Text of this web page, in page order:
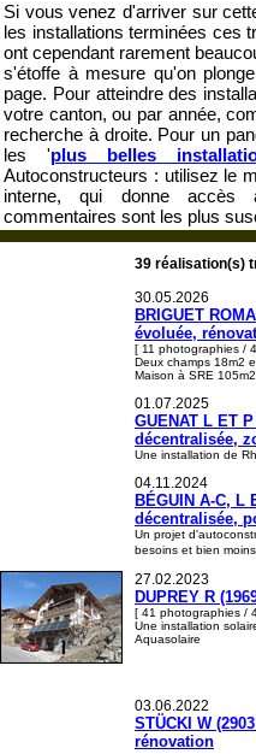
Si vous venez d'arriver sur
les installations terminées ces
ont cependant rarement
s'étoffe à mesure qu'on
page. Pour atteindre des
votre canton, ou par année,
recherche à droite. Pour un
les 'plus belles
Autoconstructeurs : utilisez le
interne, qui donne accès
commentaires sont les plus
39 réalisation(s)
30.05.2026
BRIGUET
évoluée,
[ 11 photographies /
Deux champs 18m2
Maison à SRE
01.07.2025
GUENAT L ET
décentralisée,
Une installation de
04.11.2024
BÉGUIN A-C,
décentralisée,
Un projet
besoins et bien
27.02.2023
DUPREY R
[ 41 photographies /
Une installation
Aquasolaire
03.06.2022
STÜCKI W
rénovation